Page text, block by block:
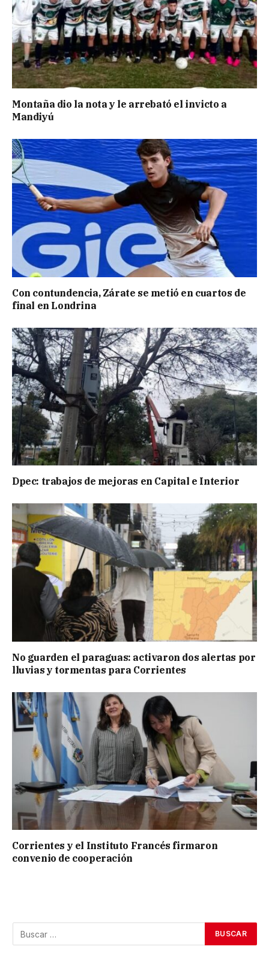
Montaña dio la nota y le arrebató el invicto a
Mandiyú
Con contundencia, Zárate se metió en cuartos de
final en Londrina
Dpec: trabajos de mejoras en Capital e Interior
No guarden el paraguas: activaron dos alertas por
lluvias y tormentas para Corrientes
Corrientes y el Instituto Francés firmaron
convenio de cooperación